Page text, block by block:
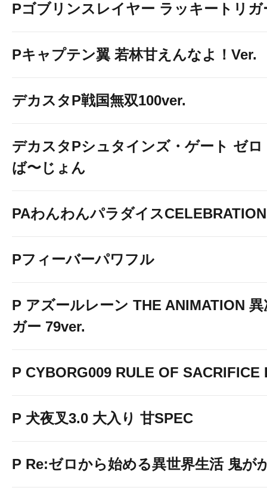
Pゴブリンスレイヤー ラッキートリガ
Pキャプテン翼 若林甘えんなよ！Ver.
デカスタP戦国無双100ver.
デカスタPシュタインズ・ゲート ゼ
ば〜じょん
PAわんわんパラダイスCELEBRATION
Pフィーバーパワフル
P アズールレーン THE ANIMATION
ガー 79ver.
P CYBORG009 RULE OF SACRIFICE
P 犬夜叉3.0 大入り 甘SPEC
P Re:ゼロから始める異世界生活 鬼が